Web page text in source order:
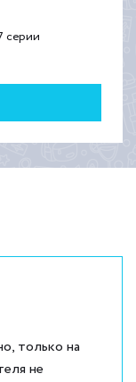
серии
только на
не